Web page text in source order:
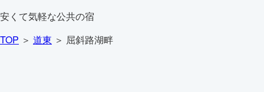
安くて気軽な公共の宿
TOP ＞ 道東 ＞ 屈斜路湖畔